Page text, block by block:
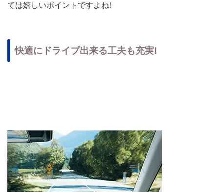
ては嬉しいポイントですよね!
快適にドライブ出来る工夫も充実!